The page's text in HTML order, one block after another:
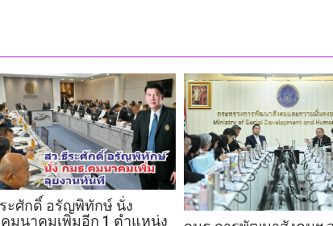
ะศักดิ์ อรัญพิทักษ์ นั่ง
มนาคมเพิ่มอีก 1 ตำแหน่ง